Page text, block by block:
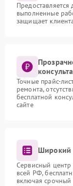
выполненные
защищает
Точные прайс-
ремонта,
бесплатной
сайте
Широкий
Сервисный центр
всей РФ,
включая срочный